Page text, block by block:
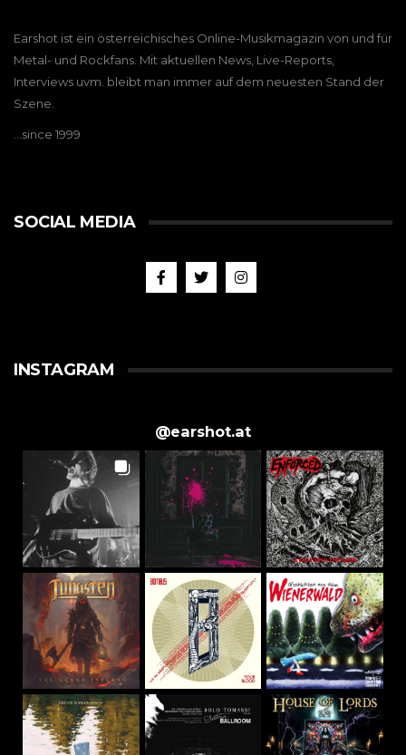
Earshot ist ein österreichisches Online-Musikmagazin von und für
Metal- und Rockfans. Mit aktuellen News, Live-Reports,
Interviews uvm. bleibt man immer auf dem neuesten Stand der
Szene.
…since 1999
SOCIAL MEDIA
INSTAGRAM
@earshot.at